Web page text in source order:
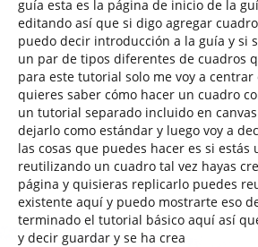
guía esta es la página de inicio de la
editando así que si digo agregar
puedo decir introducción a la guía y si
un par de tipos diferentes de cuadros
para este tutorial solo me voy a
quieres saber cómo hacer un cuadro
un tutorial separado incluido en
dejarlo como estándar y luego voy a
las cosas que puedes hacer es si estás
reutilizando un cuadro tal vez hayas
página y quisieras replicarlo puedes
existente aquí y puedo mostrarte eso
terminado el tutorial básico aquí así
y decir guardar y se ha crea